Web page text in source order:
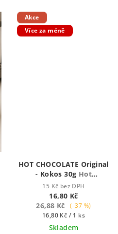
Akce
Více za méně
HOT CHOCOLATE Original
- Kokos 30g Hot
Chocolate - Houstnoucí
krémová čokoláda
15 Kč bez DPH
16,80 Kč
26,88 Kč
(–37 %)
Měrná
cena:
16,80 Kč / 1 ks
Skladem